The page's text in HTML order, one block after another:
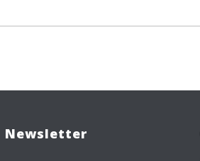
Newsletter